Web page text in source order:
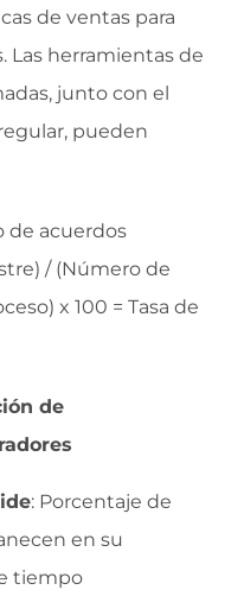
de ventas para
Las herramientas de
junto con el
pueden
de acuerdos
/ (Número de
x 100 = Tasa de
de
: Porcentaje de
en su
tiempo